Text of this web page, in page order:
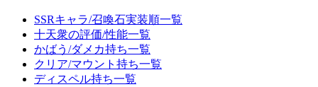
SSRキャラ/召喚石実装順一覧
十天衆の評価/性能一覧
かばう/ダメカ持ち一覧
クリア/マウント持ち一覧
ディスペル持ち一覧